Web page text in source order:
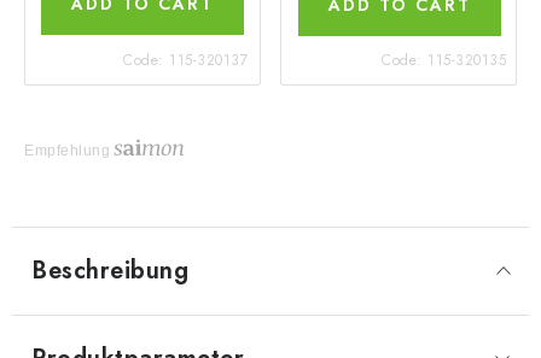
Code: 115-320137
ADD TO CART
Code: 115-320135
Empfehlung
Beschreibung